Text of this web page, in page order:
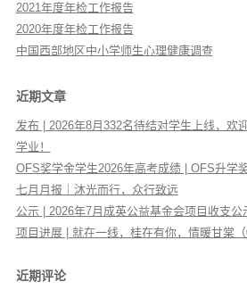
2021年度年检工作报告
2020年度年检工作报告
中国西部地区中小学师生心理健康调查
近期文章
发布 | 2026年8月332名待结对学生上线，欢
学业！
OFS奖学金学生2026年高考成绩 | OFS升学
七月月报｜沐光而行，众行致远
公示 | 2026年7月成英公益基金会项目收支公
项目进展 | 就在一线，桂在有你，情暖甘棠（
近期评论